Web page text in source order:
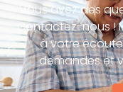
Vous avez des
Contactez-nous !
à votre
demandes et